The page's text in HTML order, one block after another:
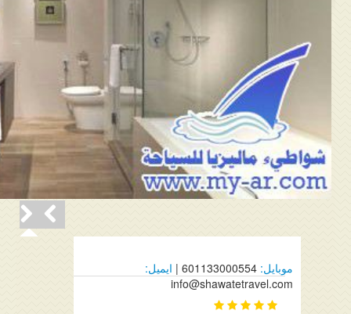
موبايل: 601133000554 |
ايميل:
info@shawatetravel.com